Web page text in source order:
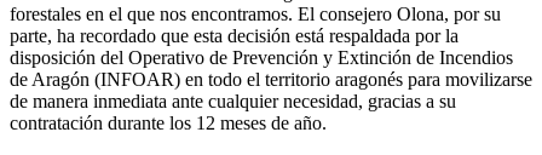
forestales en el que nos encontramos. El consejero Olona, por su
parte, ha recordado que esta decisión está respaldada por la
disposición del Operativo de Prevención y Extinción de Incendios
de Aragón (INFOAR) en todo el territorio aragonés para movilizarse
de manera inmediata ante cualquier necesidad, gracias a su
contratación durante los 12 meses de año.